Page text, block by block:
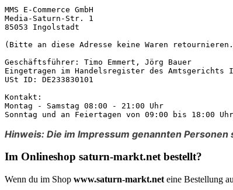
MMS E-Commerce GmbH
Media-Saturn-Str. 1
85053 Ingolstadt
(Bitte an diese Adresse keine Waren
Geschäftsführer: Timo Emmert, Jörg Bauer
Eingetragen im Handelsregister des Amtsgerichts
USt ID: DE233830101
Kontakt:
Montag - Samstag 08:00 - 21:00 Uhr
Sonntag und an Feiertagen von 09:00 bis 18:00 Uhr
Hinweis: Die im Impressum genannten
Im Onlineshop saturn-markt.net bestellt?
Wenn du im Shop www.saturn-markt.net eine Bestellung